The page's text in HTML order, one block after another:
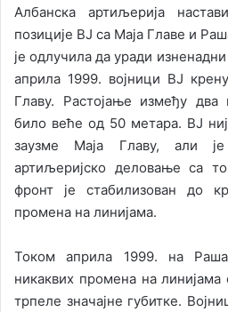
Албанска артиљерија
позиције ВЈ са Маја Главе и
је одлучила да уради
априла 1999. војници ВЈ
Главу. Растојање између два
било веће од 50 метара. ВЈ
заузме Маја Главу, али је
артиљеријско деловање са
фронт је стабилизован до
промена на линијама.
Током априла 1999. на
никаквих промена на
трпеле значајне губитке.